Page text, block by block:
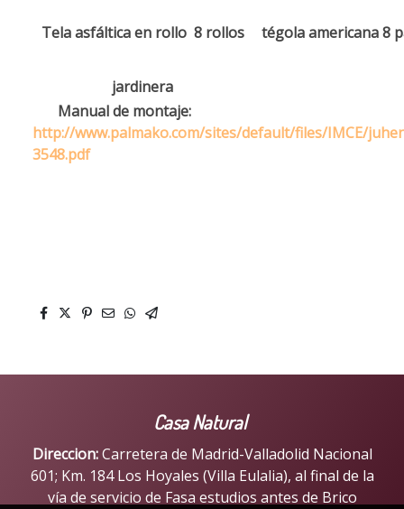
Tela asfáltica en rollo 8 rollos tégola americana 8
jardinera
Manual de montaje:
http://www.palmako.com/sites/default/files/IMCE/
3548.pdf
Casa Natural
Direccion:Carretera de Madrid-Valladolid Nacional
601; Km. 184 Los Hoyales (Villa Eulalia), al final de la
vía de servicio de Fasa estudios antes de Brico